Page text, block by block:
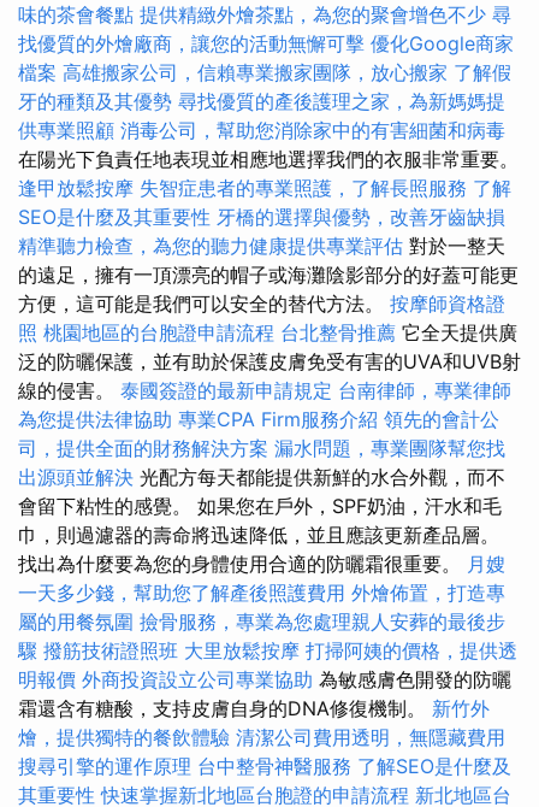
味的茶會餐點 提供精緻外燴茶點，為您的聚會增色不少 尋
找優質的外燴廠商，讓您的活動無懈可擊 優化Google商家
檔案 高雄搬家公司，信賴專業搬家團隊，放心搬家 了解假
牙的種類及其優勢 尋找優質的產後護理之家，為新媽媽提
供專業照顧 消毒公司，幫助您消除家中的有害細菌和病毒
在陽光下負責任地表現並相應地選擇我們的衣服非常重要。
逢甲放鬆按摩 失智症患者的專業照護，了解長照服務 了解
SEO是什麼及其重要性 牙橋的選擇與優勢，改善牙齒缺損
精準聽力檢查，為您的聽力健康提供專業評估 對於一整天
的遠足，擁有一頂漂亮的帽子或海灘陰影部分的好蓋可能更
方便，這可能是我們可以安全的替代方法。 按摩師資格證
照 桃園地區的台胞證申請流程 台北整骨推薦 它全天提供廣
泛的防曬保護，並有助於保護皮膚免受有害的UVA和UVB射
線的侵害。 泰國簽證的最新申請規定 台南律師，專業律師
為您提供法律協助 專業CPA Firm服務介紹 領先的會計公
司，提供全面的財務解決方案 漏水問題，專業團隊幫您找
出源頭並解決 光配方每天都能提供新鮮的水合外觀，而不
會留下粘性的感覺。 如果您在戶外，SPF奶油，汗水和毛
巾，則過濾器的壽命將迅速降低，並且應該更新產品層。
找出為什麼要為您的身體使用合適的防曬霜很重要。
月嫂
一天多少錢，幫助您了解產後照護費用 外燴佈置，打造專
屬的用餐氛圍 撿骨服務，專業為您處理親人安葬的最後步
驟 撥筋技術證照班 大里放鬆按摩 打掃阿姨的價格，提供透
明報價 外商投資設立公司專業協助 為敏感膚色開發的防曬
霜還含有糖酸，支持皮膚自身的DNA修復機制。 新竹外
燴，提供獨特的餐飲體驗 清潔公司費用透明，無隱藏費用
搜尋引擎的運作原理 台中整骨神醫服務 了解SEO是什麼及
其重要性 快速掌握新北地區台胞證的申請流程 新北地區台